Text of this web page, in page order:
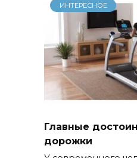
ИНТЕРЕСНОЕ
Главные
дорожки